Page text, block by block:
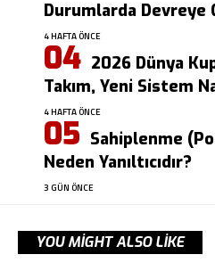
Durumlarda Devreye
4 HAFTA ÖNCE
2026 Dünya
Takım, Yeni Sistem
4 HAFTA ÖNCE
Sahiplenme
Neden Yanıltıcıdır?
3 GÜN ÖNCE
YOU MIGHT ALSO LIKE